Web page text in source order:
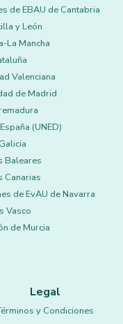
de EBAU de Cantabria
y León
La Mancha
Valenciana
de Madrid
(UNED)
Baleares
Canarias
de EvAU de Navarra
Vasco
de Murcia
Legal
y Condiciones